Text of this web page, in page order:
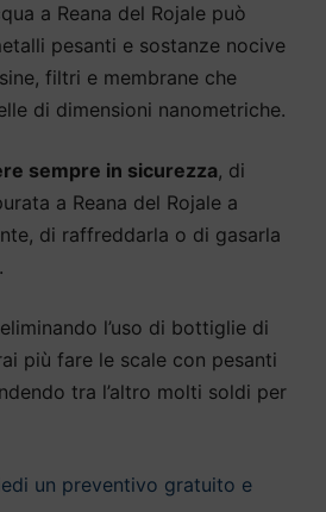
a Reana del Rojale può
pesanti e sostanze nocive
filtri e membrane che
di dimensioni nanometriche.
sempre in sicurezza, di
a Reana del Rojale a
di raffreddarla o di gasarla
l’uso di bottiglie di
più fare le scale con pesanti
tra l’altro molti soldi per
un preventivo gratuito e